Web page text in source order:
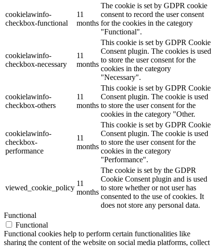
cookielawinfo-
checkbox-functional
11
months
The cookie is set by GDPR cookie
consent to record the user consent
for the cookies in the category
"Functional".
cookielawinfo-
checkbox-necessary
11
months
This cookie is set by GDPR Cookie
Consent plugin. The cookies is used
to store the user consent for the
cookies in the category
"Necessary".
cookielawinfo-
checkbox-others
11
months
This cookie is set by GDPR Cookie
Consent plugin. The cookie is used
to store the user consent for the
cookies in the category "Other.
cookielawinfo-
checkbox-
performance
11
months
This cookie is set by GDPR Cookie
Consent plugin. The cookie is used
to store the user consent for the
cookies in the category
"Performance".
viewed_cookie_policy
11
months
The cookie is set by the GDPR
Cookie Consent plugin and is used
to store whether or not user has
consented to the use of cookies. It
does not store any personal data.
Functional
Functional
Functional cookies help to perform certain functionalities like
sharing the content of the website on social media platforms, collect